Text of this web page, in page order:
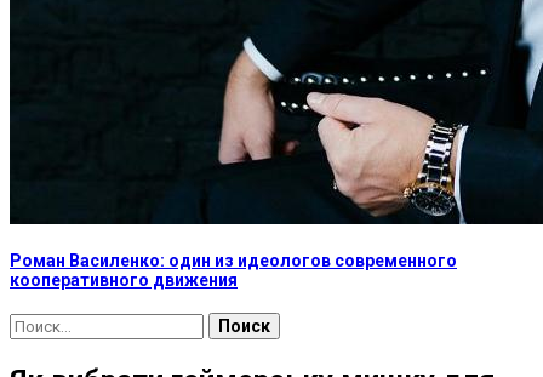
Роман Василенко: один из идеологов современного
кооперативного движения
Найти: